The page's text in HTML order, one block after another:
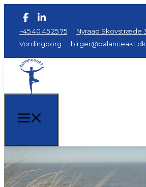
+45 40 45 25 75
Nyraad Skovstræde
Vordingborg
birger@balanceakt.dk